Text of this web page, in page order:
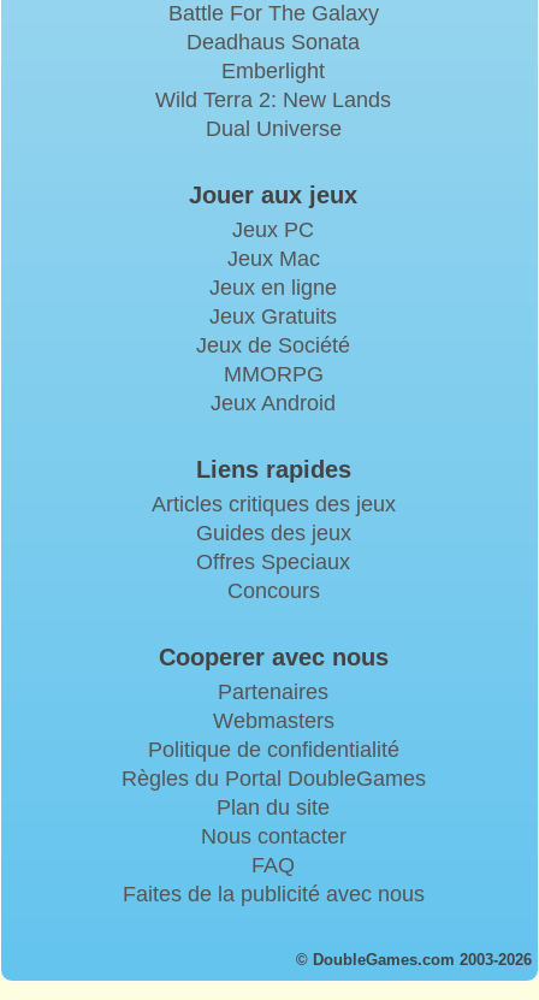
Battle For The Galaxy
Deadhaus Sonata
Emberlight
Wild Terra 2: New Lands
Dual Universe
Jouer aux jeux
Jeux PC
Jeux Mac
Jeux en ligne
Jeux Gratuits
Jeux de Société
MMORPG
Jeux Android
Liens rapides
Articles critiques des jeux
Guides des jeux
Offres Speciaux
Concours
Cooperer avec nous
Partenaires
Webmasters
Politique de confidentialité
Règles du Portal DoubleGames
Plan du site
Nous contacter
FAQ
Faites de la publicité avec nous
© DoubleGames.com 2003-2026